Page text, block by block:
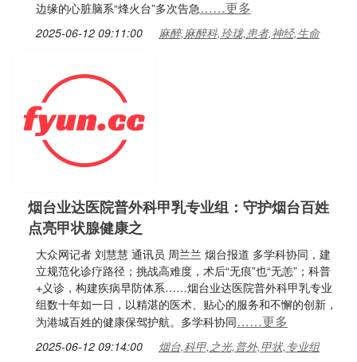
边缘的心脏脑系“烽火台”多次告急……更多
2025-06-12 09:11:00 麻醉,麻醉科,玲珑,患者,神经,生命
烟台业达医院普外科甲乳专业组：守护烟台百姓
点亮甲状腺健康之
大众网记者 刘慧慧 通讯员 周兰兰 烟台报道 多学科协同，建
立规范化诊疗路径；挑战高难度，术后“无痕”也“无恙”；科普
+义诊，构建疾病早防体系……烟台业达医院普外科甲乳专业
组数十年如一日，以精湛的医术、贴心的服务和不懈的创新，
为港城百姓的健康保驾护航。多学科协同……更多
2025-06-12 09:14:00 烟台,科甲,之光,普外,甲状,专业组